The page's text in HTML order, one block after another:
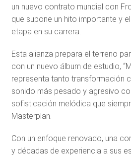
un nuevo contrato mundial con
que supone un hito importante y
etapa en su carrera.
Esta alianza prepara el terreno
con un nuevo álbum de estudio,
representa tanto transformación
sonido más pesado y agresivo
sofisticación melódica que
Masterplan.
Con un enfoque renovado, una
y décadas de experiencia a sus